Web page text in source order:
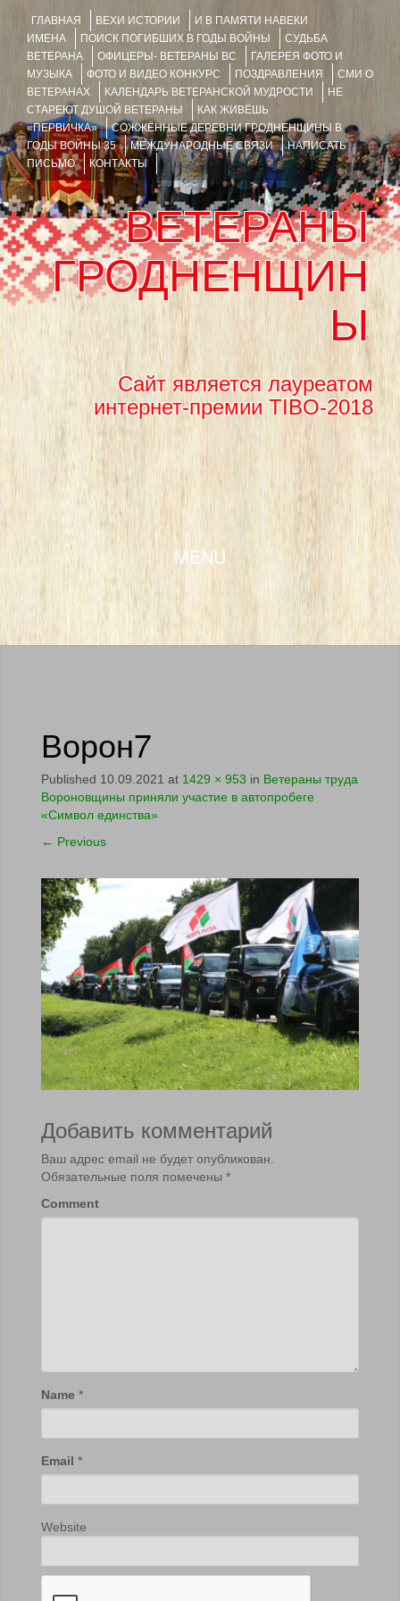
ГЛАВНАЯ ВЕХИ ИСТОРИИ
И В ПАМЯТИ НАВЕКИ
ИМЕНА
ПОИСК ПОГИБШИХ В ГОДЫ ВОЙНЫ
СУДЬБА
ВЕТЕРАНА
ОФИЦЕРЫ- ВЕТЕРАНЫ ВС
ГАЛЕРЕЯ ФОТО И
МУЗЫКА
ФОТО И ВИДЕО КОНКУРС ПОЗДРАВЛЕНИЯ
СМИ О
ВЕТЕРАНАХ
КАЛЕНДАРЬ ВЕТЕРАНСКОЙ МУДРОСТИ
НЕ
СТАРЕЮТ ДУШОЙ ВЕТЕРАНЫ
КАК ЖИВЁШЬ
«ПЕРВИЧКА»
СОЖЖЁННЫЕ ДЕРЕВНИ ГРОДНЕНЩИНЫ В
ГОДЫ ВОЙНЫ 35
МЕЖДУНАРОДНЫЕ СВЯЗИ
НАПИСАТЬ
ПИСЬМО
КОНТАКТЫ
ВЕТЕРАНЫ
ГРОДНЕНЩИН
Ы
Сайт является лауреатом
интернет-премии TIBO-2018
MENU
SKIP TO CONTENT
Ворон7
Published 10.09.2021 at 1429 × 953 in Ветераны труда
Вороновщины приняли участие в автопробеге
«Символ единства»
← Previous
Добавить комментарий
Ваш адрес email не будет опубликован.
Обязательные поля помечены *
Comment
Name *
Email *
Website